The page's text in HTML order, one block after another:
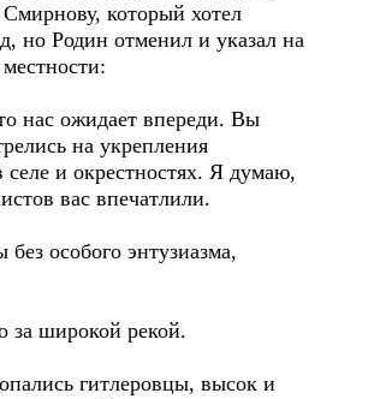
Смирнову, который хотел
но Родин отменил и указал на
нас ожидает впереди. Вы
на укрепления
селе и окрестностях. Я думаю,
вас впечатлили.
особого энтузиазма,
за широкой рекой.
гитлеровцы, высок и